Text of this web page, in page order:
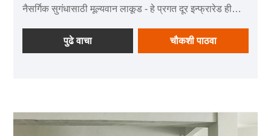
नैसर्गिक सुगंधासाठी मूल्यवान लाकूड - हे प्रगत दूर इन्फ्रारेड हीटिंग
पुढे वाचा
चौकशी पाठवा